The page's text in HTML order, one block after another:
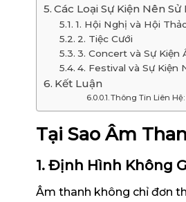
Các Loại Sự Kiện Nên
1. Hội Nghị và Hội
2. Tiệc Cưới
3. Concert và Sự Kiện
4. Festival và Sự Kiện
Kết Luận
Thông Tin Liên
Tại Sao Âm
1. Định Hình Không
Âm thanh không chỉ đơn